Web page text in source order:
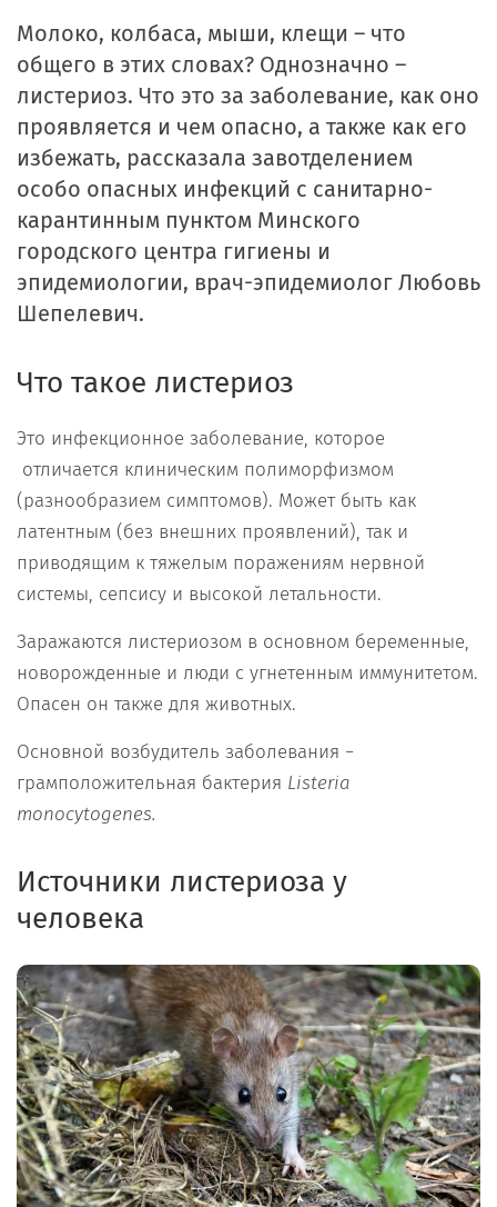
Молоко, колбаса, мыши, клещи – что
общего в этих словах? Однозначно –
листериоз. Что это за заболевание, как оно
проявляется и чем опасно, а также как его
избежать, рассказала завотделением
особо опасных инфекций с санитарно-
карантинным пунктом Минского
городского центра гигиены и
эпидемиологии, врач-эпидемиолог Любовь
Шепелевич.
Что такое листериоз
Это инфекционное заболевание, которое
отличается клиническим полиморфизмом
(разнообразием симптомов). Может быть как
латентным (без внешних проявлений), так и
приводящим к тяжелым поражениям нервной
системы, сепсису и высокой летальности.
Заражаются листериозом в основном беременные,
новорожденные и люди с угнетенным иммунитетом.
Опасен он также для животных.
Основной возбудитель заболевания −
грамположительная бактерия Listeria
monocytogenes.
Источники листериоза у
человека